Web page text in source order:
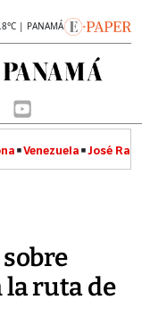
| PANAMÁ
Venezuela José
la ruta de